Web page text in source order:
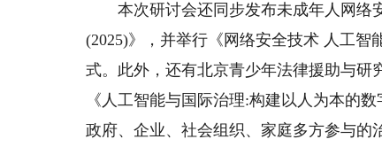
本次研讨会还同步发布未成年人网络
(2025)》，并举行《网络安全技术 人工
式。此外，还有北京青少年法律援助与
《人工智能与国际治理:构建以人为本的
政府、企业、社会组织、家庭多方参与的